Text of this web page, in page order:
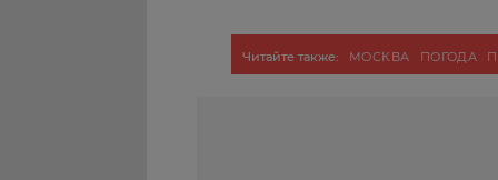
Читайте также: МОСКВА ПОГОДА